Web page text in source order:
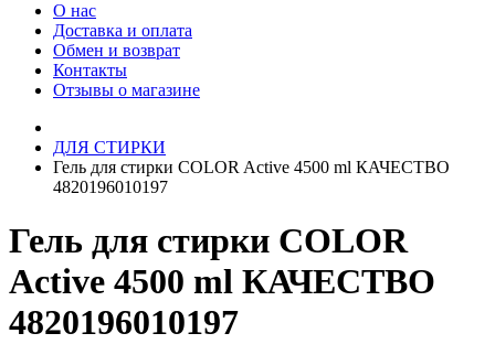
О нас
Доставка и оплата
Обмен и возврат
Контакты
Отзывы о магазине
ДЛЯ СТИРКИ
Гель для стирки COLOR Active 4500 ml КАЧЕСТВО
4820196010197
Гель для стирки COLOR
Active 4500 ml КАЧЕСТВО
4820196010197